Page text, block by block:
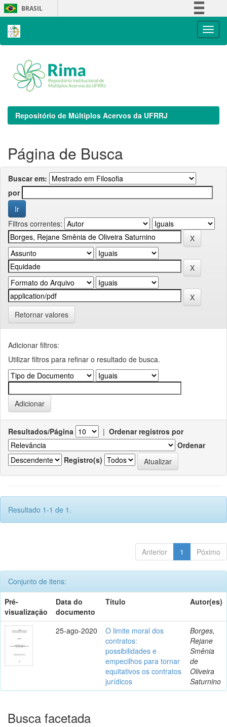
Skip
navigation
BRASIL
Repositório de Múltiplos Acervos da UFRRJ
Página de Busca
Buscar em:
por
Filtros correntes:
Retornar valores
Adicionar filtros:
Utilizar filtros para refinar o resultado de busca.
Resultados/Página | Ordenar registros por
Ordenar
Registro(s)
Resultado 1-1 de 1.
Anterior 1 Póximo
Conjunto de itens:
Pré-
visualização
Data do
documento
Título Autor(es)
25-ago-2020
O limite moral dos
contratos:
possibilidades e
empecilhos para tornar
equitativos os contratos
jurídicos
Borges,
Rejane
Smênia
de
Oliveira
Saturnino
Busca facetada